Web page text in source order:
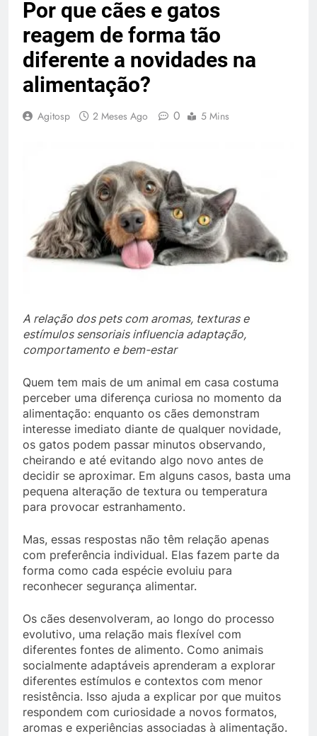
Por que cães e gatos
reagem de forma tão
diferente a novidades na
alimentação?
Agitosp 2 Meses Ago 0 5 Mins
A relação dos pets com aromas, texturas e
estímulos sensoriais influencia adaptação,
comportamento e bem-estar
Quem tem mais de um animal em casa costuma
perceber uma diferença curiosa no momento da
alimentação: enquanto os cães demonstram
interesse imediato diante de qualquer novidade,
os gatos podem passar minutos observando,
cheirando e até evitando algo novo antes de
decidir se aproximar. Em alguns casos, basta uma
pequena alteração de textura ou temperatura
para provocar estranhamento.
Mas, essas respostas não têm relação apenas
com preferência individual. Elas fazem parte da
forma como cada espécie evoluiu para
reconhecer segurança alimentar.
Os cães desenvolveram, ao longo do processo
evolutivo, uma relação mais flexível com
diferentes fontes de alimento. Como animais
socialmente adaptáveis aprenderam a explorar
diferentes estímulos e contextos com menor
resistência. Isso ajuda a explicar por que muitos
respondem com curiosidade a novos formatos,
aromas e experiências associadas à alimentação.